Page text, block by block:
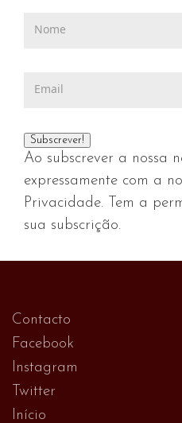
Ao subscrever a nossa
expressamente com a
Privacidade. Tem a
sua subscrição.
Contacto
Facebook
Instagram
Twitter
Início